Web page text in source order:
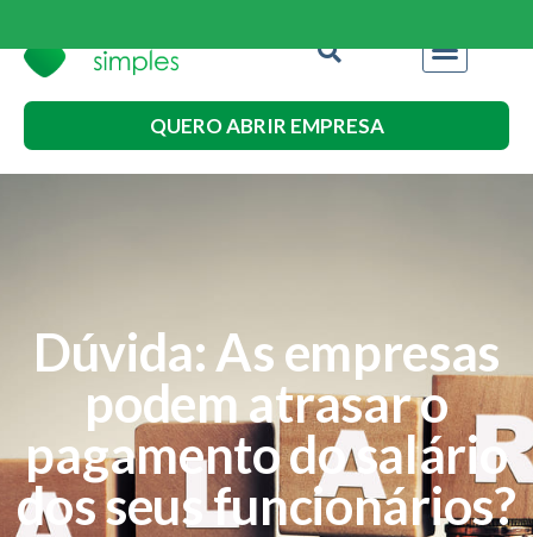
QUERO ABRIR EMPRESA
Dúvida: As empresas
podem atrasar o
pagamento do salário
dos seus funcionários?